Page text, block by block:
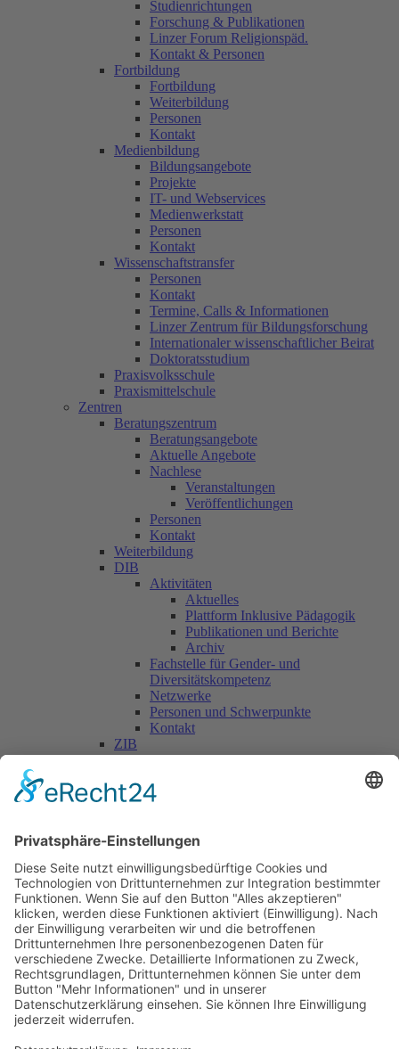
Studienrichtungen
Forschung & Publikationen
Linzer Forum Religionspäd.
Kontakt & Personen
Fortbildung
Fortbildung
Weiterbildung
Personen
Kontakt
Medienbildung
Bildungsangebote
Projekte
IT- und Webservices
Medienwerkstatt
Personen
Kontakt
Wissenschaftstransfer
Personen
Kontakt
Termine, Calls & Informationen
Linzer Zentrum für Bildungsforschung
Internationaler wissenschaftlicher Beirat
Doktoratsstudium
Praxisvolksschule
Praxismittelschule
Zentren
Beratungszentrum
Beratungsangebote
Aktuelle Angebote
Nachlese
Veranstaltungen
Veröffentlichungen
Personen
Kontakt
Weiterbildung
DIB
Aktivitäten
Aktuelles
Plattform Inklusive Pädagogik
Publikationen und Berichte
Archiv
Fachstelle für Gender- und
Diversitätskompetenz
Netzwerke
Personen und Schwerpunkte
Kontakt
ZIB
Päd. Praktische Studien
Personen
Nationale Kooperationen
L.E.V.
Nachlese
Soziales Engagement
Materialien und Links
Personen
Kontakt
ÖKOLOG/PILGRIM
Aktuelles
Materialien & Links